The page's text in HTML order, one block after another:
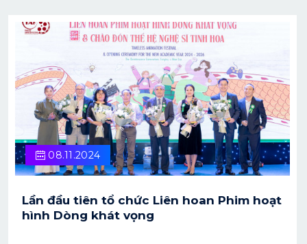
08.11.2024
Lần đầu tiên tổ chức Liên hoan Phim hoạt
hình Dòng khát vọng